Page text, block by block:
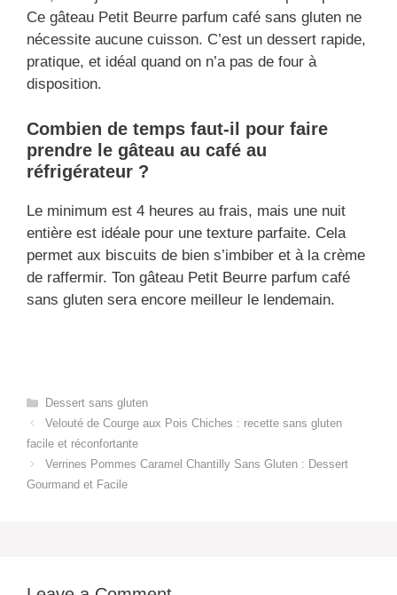
Ce gâteau Petit Beurre parfum café sans gluten ne
nécessite aucune cuisson. C’est un dessert rapide,
pratique, et idéal quand on n’a pas de four à
disposition.
Combien de temps faut-il pour faire
prendre le gâteau au café au
réfrigérateur ?
Le minimum est 4 heures au frais, mais une nuit
entière est idéale pour une texture parfaite. Cela
permet aux biscuits de bien s’imbiber et à la crème
de raffermir. Ton gâteau Petit Beurre parfum café
sans gluten sera encore meilleur le lendemain.
Categories
Dessert sans gluten
Velouté de Courge aux Pois Chiches : recette sans gluten
facile et réconfortante
Verrines Pommes Caramel Chantilly Sans Gluten : Dessert
Gourmand et Facile